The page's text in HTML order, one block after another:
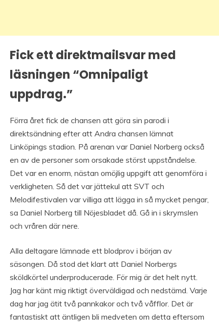
Fick ett direktmailsvar med
läsningen “Omnipaligt
uppdrag.”
Förra året fick de chansen att göra sin parodi i
direktsändning efter att Andra chansen lämnat
Linköpings stadion. På arenan var Daniel Norberg också
en av de personer som orsakade störst uppståndelse.
Det var en enorm, nästan omöjlig uppgift att genomföra i
verkligheten. Så det var jättekul att SVT och
Melodifestivalen var villiga att lägga in så mycket pengar,
sa Daniel Norberg till Nöjesbladet då. Gå in i skrymslen
och vråren där nere.
Alla deltagare lämnade ett blodprov i början av
säsongen. Då stod det klart att Daniel Norbergs
sköldkörtel underproducerade. För mig är det helt nytt.
Jag har känt mig riktigt överväldigad och nedstämd. Varje
dag har jag ätit två pannkakor och två våfflor. Det är
fantastiskt att äntligen bli medveten om detta eftersom